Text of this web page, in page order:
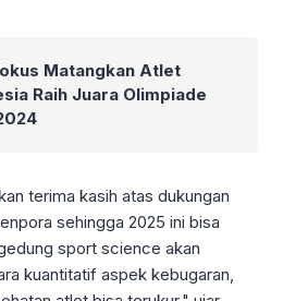
Matangkan Atlet
Raih Juara Olimpiade
terima kasih atas dukungan
sehingga 2025 ini bisa
sport science akan
kuantitatif aspek kebugaran,